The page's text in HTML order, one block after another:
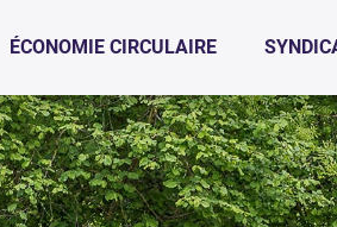
ÉCONOMIE CIRCULAIRE